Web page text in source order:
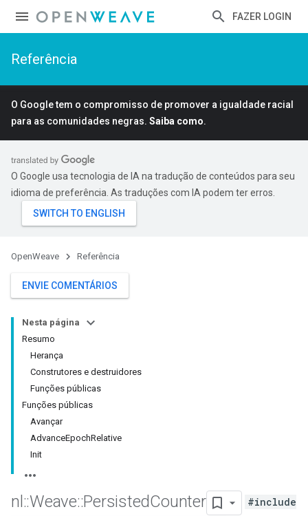
FAZER LOGIN
Referência
O Google tem o compromisso de promover a igualdade racial
para as comunidades negras. Saiba como.
O Google usa tecnologia de IA na tradução de conteúdos para seu
idioma de preferência. As traduções com IA podem ter erros.
OpenWeave Referência
ENVIE COMENTÁRIOS
Nesta página
Resumo
Herança
Construtores e destruidores
Funções públicas
Funções públicas
Avançar
AdvanceEpochRelative
Init
nl ::Weave::PersistedCounter
#include